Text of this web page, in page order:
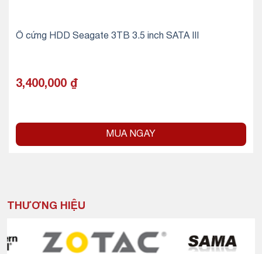
Ổ cứng HDD Seagate 3TB 3.5 inch SATA III
3,400,000 ₫
MUA NGAY
THƯƠNG HIỆU